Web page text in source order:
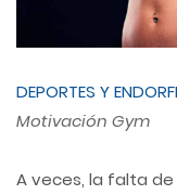
DEPORTES Y
Motivación Gym
A veces, la falta